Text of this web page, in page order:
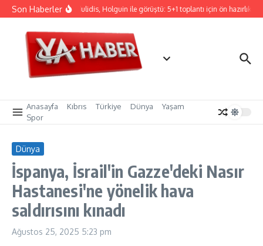
İçeriğe atla
Son HaberlerHristodulidis, Holguin ile görüştü: 5+1 toplantı için ön hazırlık
Anasayfa Kıbrıs Türkiye Dünya
Yaşam
Spor
Dünya
İspanya, İsrail'in Gazze'deki Nasır
Hastanesi'ne yönelik hava
saldırısını kınadı
Ağustos 25, 2025 5:23 pm